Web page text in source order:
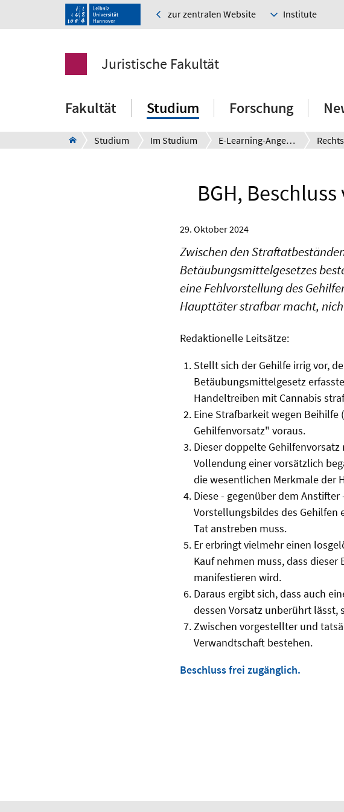
zur zentralen Website Institute
Juristische Fakultät
Fakultät Studium Forschung
Studium Im Studium E-Learning-Angebote
BGH,
29. Oktober 2024
Zwischen den
Betäubungsmittelgesetzes
eine Fehlvorstellung des
Haupttäter strafbar macht,
Redaktionelle Leitsätze:
Stellt sich der Gehilfe irrig vor,
Betäubungsmittelgesetz
Handeltreiben mit Cannabis
Eine Strafbarkeit wegen Beihilfe
Gehilfenvorsatz" voraus.
Dieser doppelte
Vollendung einer vorsätzlich
die wesentlichen Merkmale der
Diese - gegenüber dem
Vorstellungsbildes des Gehilfen
Tat anstreben muss.
Er erbringt vielmehr einen
Kauf nehmen muss, dass
manifestieren wird.
Daraus ergibt sich, dass auch
dessen Vorsatz unberührt lässt,
Zwischen vorgestellter und
Verwandtschaft bestehen.
Beschluss frei zugänglich.